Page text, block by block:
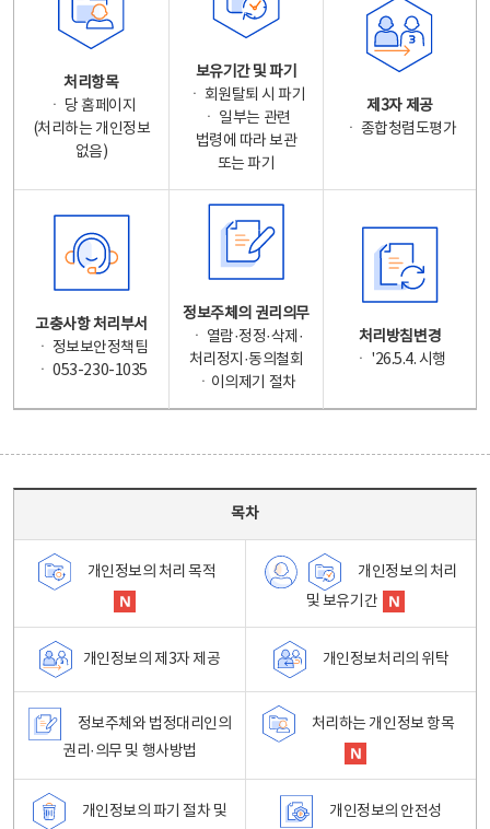
처리항목
ㆍ 당 홈페이지
(처리하는 개인정보
없음)
보유기간 및 파기
ㆍ 회원탈퇴 시 파기
ㆍ 일부는 관련
법령에 따라 보관
또는 파기
제3자 제공
ㆍ 종합청렴도평가
고충사항 처리부서
ㆍ 정보보안정책팀
ㆍ 053-230-1035
정보주체의 권리의무
ㆍ 열람·정정·삭제·
처리정지·동의철회
ㆍ이의제기 절차
처리방침변경
ㆍ '26.5.4. 시행
목차
개인정보의 처리 목적
개인정보의 처리
및 보유기간
개인정보의 제3자 제공 개인정보처리의 위탁
정보주체와 법정대리인의
권리·의무 및 행사방법
처리하는 개인정보 항목
개인정보의 파기 절차 및
개인정보의 안전성